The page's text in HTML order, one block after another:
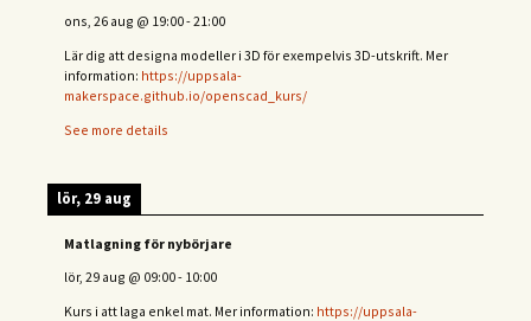
ons, 26 aug @ 19:00-21:00
Lär dig att designa modeller i 3D för exempelvis 3D-utskrift. Mer
information: https://uppsala-
makerspace.github.io/openscad_kurs/
See more details
lör, 29 aug
Matlagning för nybörjare
lör, 29 aug @ 09:00- 10:00
Kurs i att laga enkel mat. Mer information: https://uppsala-